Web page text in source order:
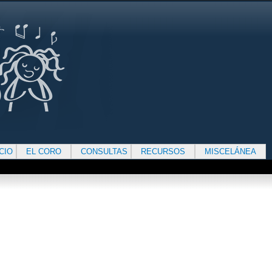
EL CORO CONSULTAS RECURSOS MISCELÁNEA